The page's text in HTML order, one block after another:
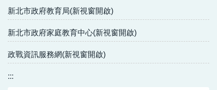
新北市政府教育局(新視窗開啟)
新北市政府家庭教育中心(新視窗開啟)
政戰資訊服務網(新視窗開啟)
:::